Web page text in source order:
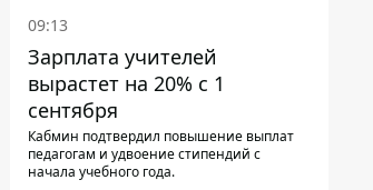
09:13
Зарплата учителей
вырастет на 20% с 1
сентября
Кабмин подтвердил повышение выплат
педагогам и удвоение стипендий с
начала учебного года.